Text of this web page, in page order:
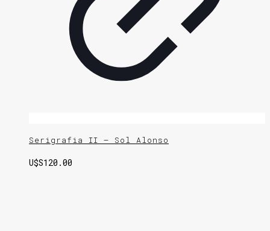
Serigrafia II – Sol Alonso
U$S120.00